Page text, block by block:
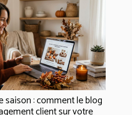
saison : comment le blog
client sur votre